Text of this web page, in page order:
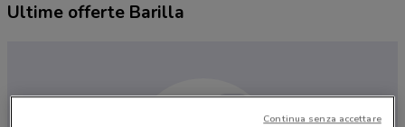
Ultime offerte Barilla
Continua senza accettare